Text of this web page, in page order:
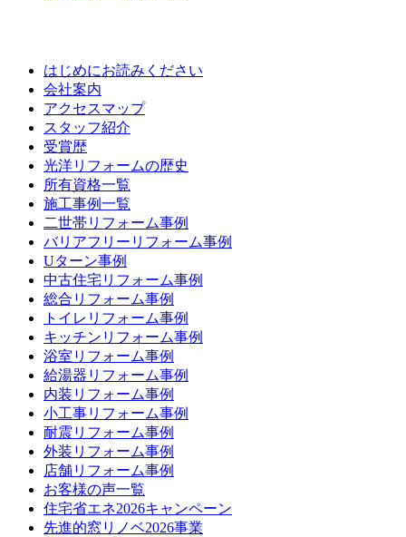
はじめにお読みください
会社案内
アクセスマップ
スタッフ紹介
受賞歴
光洋リフォームの歴史
所有資格一覧
施工事例一覧
二世帯リフォーム事例
バリアフリーリフォーム事例
Uターン事例
中古住宅リフォーム事例
総合リフォーム事例
トイレリフォーム事例
キッチンリフォーム事例
浴室リフォーム事例
給湯器リフォーム事例
内装リフォーム事例
小工事リフォーム事例
耐震リフォーム事例
外装リフォーム事例
店舗リフォーム事例
お客様の声一覧
住宅省エネ2026キャンペーン
先進的窓リノベ2026事業